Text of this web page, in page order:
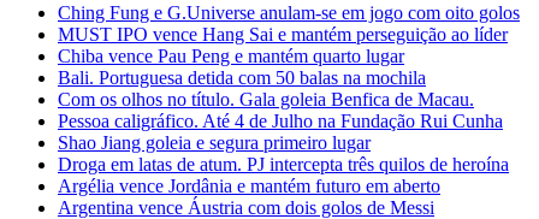
Ching Fung e G.Universe anulam-se em jogo com oito golos
MUST IPO vence Hang Sai e mantém perseguição ao líder
Chiba vence Pau Peng e mantém quarto lugar
Bali. Portuguesa detida com 50 balas na mochila
Com os olhos no título. Gala goleia Benfica de Macau.
Pessoa caligráfico. Até 4 de Julho na Fundação Rui Cunha
Shao Jiang goleia e segura primeiro lugar
Droga em latas de atum. PJ intercepta três quilos de heroína
Argélia vence Jordânia e mantém futuro em aberto
Argentina vence Áustria com dois golos de Messi